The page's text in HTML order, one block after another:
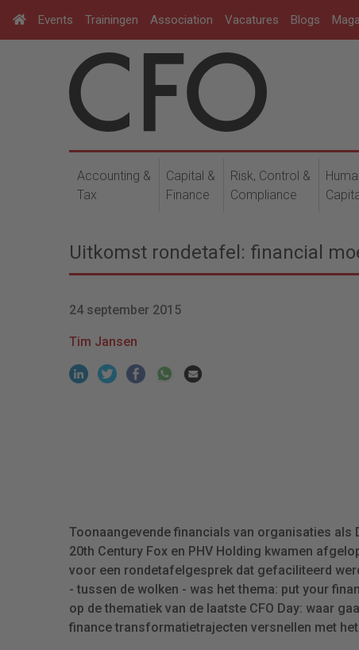
Events Trainingen Association Vacatures Blogs
Accounting &
Tax
Capital &
Finance
Risk, Control &
Compliance
Uitkomst rondetafel: financial
24 september 2015
Tim Jansen
Toonaangevende financials van organisaties als
20th Century Fox en PHV Holding kwamen
voor een rondetafelgesprek dat gefaciliteerd
- tussen de wolken - was het thema: put your
op de thematiek van de laatste CFO Day: waar
finance transformatietrajecten versnellen met